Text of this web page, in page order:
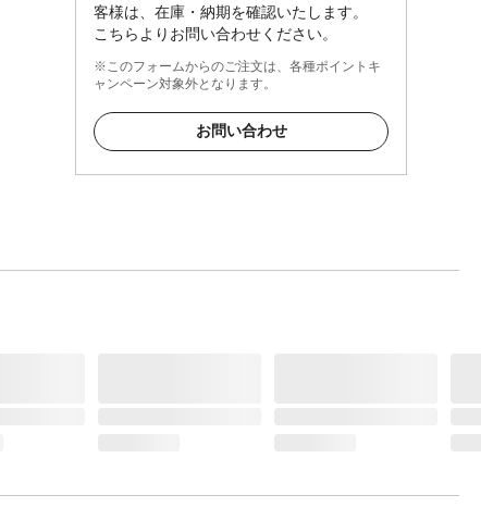
客様は、在庫・納期を確認いたします。
こちらよりお問い合わせください。
※このフォームからのご注文は、各種ポイントキ
ャンペーン対象外となります。
お問い合わせ